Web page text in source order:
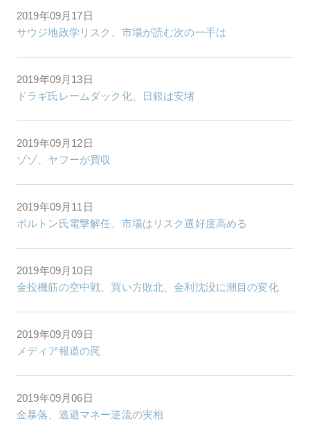
2019年09月17日
サウジ地政学リスク、市場が読む次の一手は
2019年09月13日
ドラギ氏レームダック化、日銀は安堵
2019年09月12日
ゾゾ、ヤフーが買収
2019年09月11日
ボルトン氏電撃解任、市場はリスク選好度高める
2019年09月10日
金投機筋の空中戦、買い方敗北、金利沈没に潮目の変化
2019年09月09日
メディア報道の罠
2019年09月06日
金暴落、逃避マネー逆流の実相